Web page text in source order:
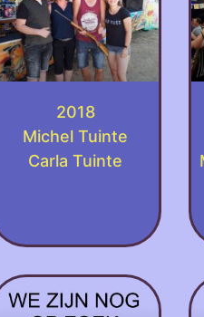
2018
Michel Tuinte
Carla Tuinte